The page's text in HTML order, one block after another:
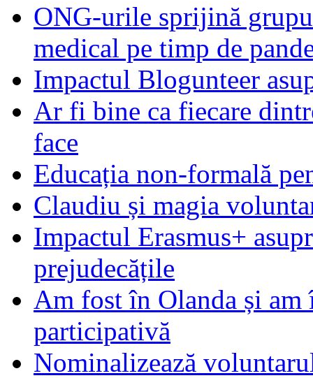
ONG-urile sprijină
medical pe timp de
Impactul Blogunteer
Ar fi bine ca fiecare
face
Educația non-formală
Claudiu și magia
Impactul Erasmus+
prejudecățile
Am fost în Olanda și am
participativă
Nominalizează